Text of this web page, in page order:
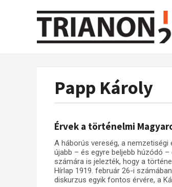
Papp Károly
Érvek a történelmi
A háborús vereség, a nemzetiségi
újabb – és egyre beljebb húzódó
számára is jelezték, hogy a
Hírlap 1919. február 26-i
diskurzus egyik fontos érvére, a